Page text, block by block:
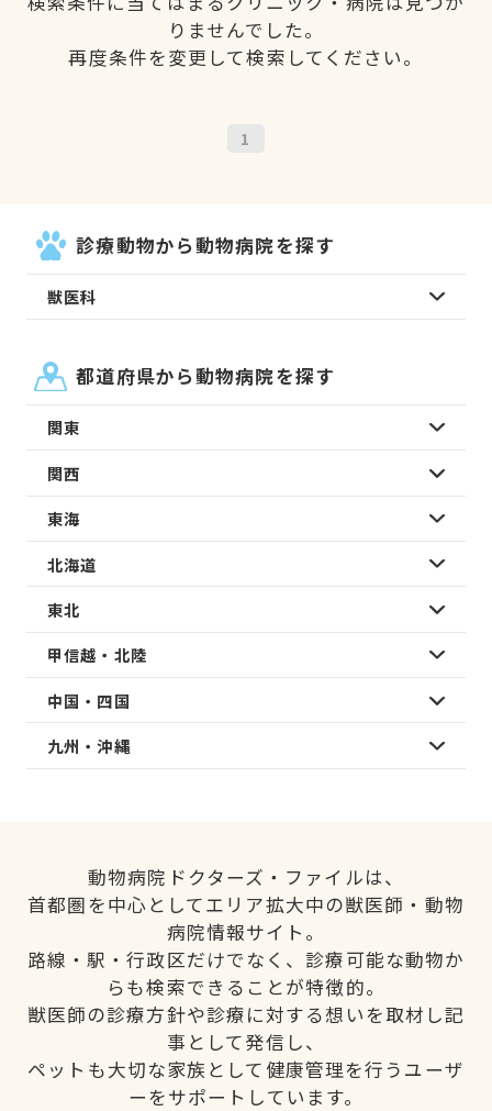
りませんでした。
再度条件を変更して検索してください。
1
診療動物から動物病院を探す
獣医科
都道府県から動物病院を探す
関東
関西
東海
北海道
東北
甲信越・北陸
中国・四国
九州・沖縄
動物病院ドクターズ・ファイルは、
首都圏を中心としてエリア拡大中の獣医師・動物
病院情報サイト。
路線・駅・行政区だけでなく、診療可能な動物か
らも検索できることが特徴的。
獣医師の診療方針や診療に対する想いを取材し記
事として発信し、
ペットも大切な家族として健康管理を行うユーザ
ーをサポートしています。